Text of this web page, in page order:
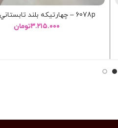
6078p – چهارتيکه بلند تابستاني 6078p
۳.۲۱۵.۰۰۰تومان